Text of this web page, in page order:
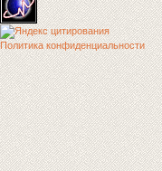
Политика конфиденциальности